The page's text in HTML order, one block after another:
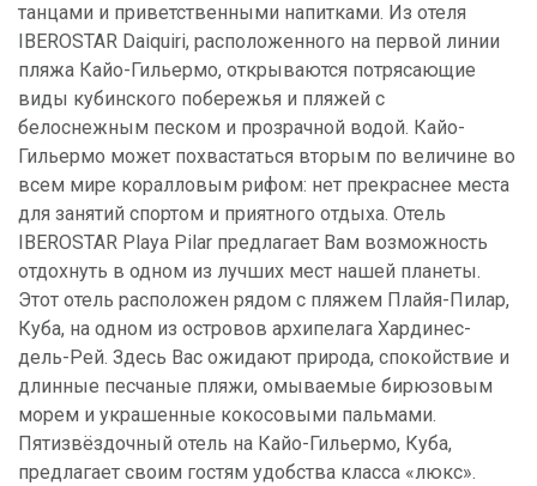
танцами и приветственными напитками. Из отеля
IBEROSTAR Daiquiri, расположенного на первой линии
пляжа Кайо-Гильермо, открываются потрясающие
виды кубинского побережья и пляжей с
белоснежным песком и прозрачной водой. Кайо-
Гильермо может похвастаться вторым по величине во
всем мире коралловым рифом: нет прекраснее места
для занятий спортом и приятного отдыха. Отель
IBEROSTAR Playa Pilar предлагает Вам возможность
отдохнуть в одном из лучших мест нашей планеты.
Этот отель расположен рядом с пляжем Плайя-Пилар,
Куба, на одном из островов архипелага Хардинес-
дель-Рей. Здесь Вас ожидают природа, спокойствие и
длинные песчаные пляжи, омываемые бирюзовым
морем и украшенные кокосовыми пальмами.
Пятизвёздочный отель на Кайо-Гильермо, Куба,
предлагает своим гостям удобства класса «люкс».